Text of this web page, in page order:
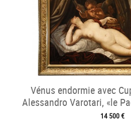
Vénus endormie avec
Alessandro Varotari, «le
1649)
14 500 €